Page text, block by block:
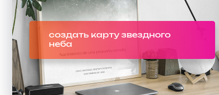
создать карту звездного
неба